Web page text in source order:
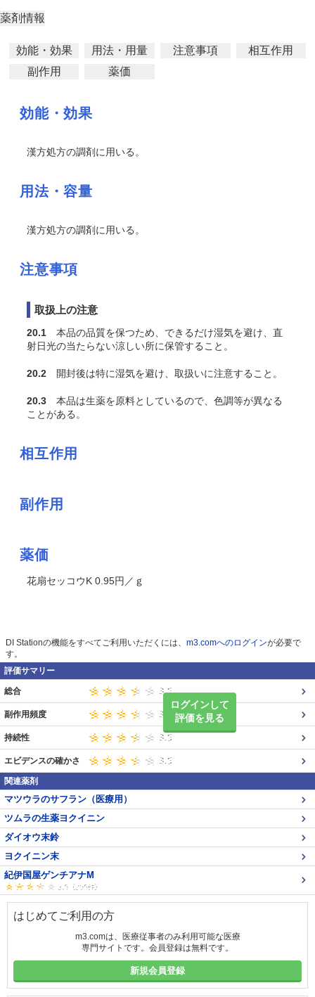
薬剤情報
効能・効果 用法・用量 注意事項
相互作用
副作用
薬価
効能・効果
漢方処方の調剤に用いる。
用法・容量
漢方処方の調剤に用いる。
注意事項
取扱上の注意
20.1 本品の品質を保つため、できるだけ湿気を避け、直
射日光の当たらない涼しい所に保管すること。
20.2 開封後は特に湿気を避け、取扱いに注意すること。
20.3 本品は生薬を原料としているので、色調等が異なる
ことがある。
相互作用
副作用
薬価
花扇セッコウK 0.95円／ｇ
DI Stationの機能をすべてご利用いただくには、 m3.comへのログインが必要で
す。
評価サマリー
ログインして
評価を見る
総合
副作用頻度
持続性
エビデンスの確かさ
関連薬剤
マツウラのサフラン（医療用）
ツムラの生薬ヨクイニン
ダイオウ末鈴
ヨクイニン末
紀伊国屋ゲンチアナM
はじめてご利用の方
m3.comは、医療従事者のみ利用可能な医療
専門サイトです。会員登録は無料です。
新規会員登録